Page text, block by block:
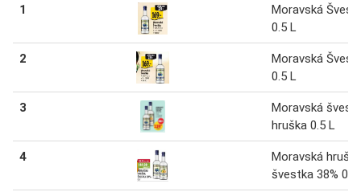
1
Moravská
0.5 L
2
Moravská
0.5 L
3
Moravská
hruška 0.5 L
4
Moravská
švestka 38% 0.5